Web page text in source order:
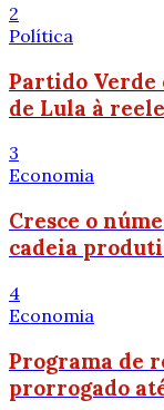
2
Política
Partido Verde
de Lula à
3
Economia
Cresce o
cadeia
4
Economia
Programa de
prorrogado